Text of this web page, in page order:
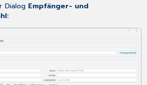
Dialog Empfänger- und